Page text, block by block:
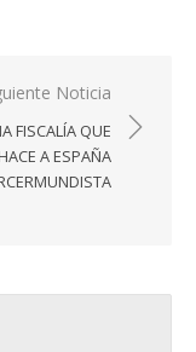
Noticia
FISCALÍA QUE
HACE A ESPAÑA